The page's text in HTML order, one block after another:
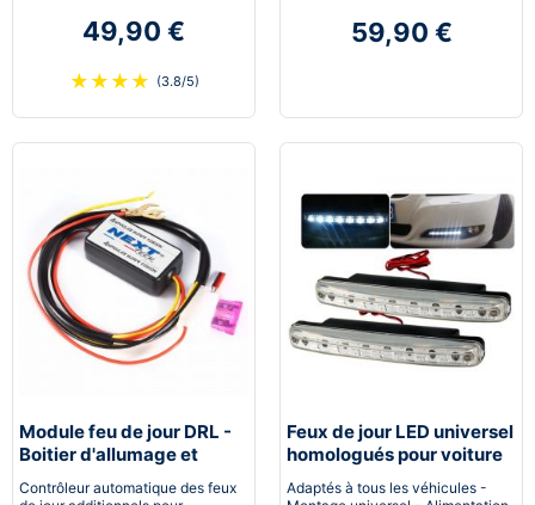
49,90 €
★ ★ ★ ★ (3.8/5)
59,90 €
Module feu de jour DRL -
Boitier d'allumage et
extinction automatique
pour feux de jour Led
Contrôleur automatique des feux
Feux de jour LED universel
homologués pour voiture
moto quad
Adaptés à tous les véhicules -